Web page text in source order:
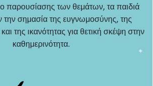
παρουσίασης των θεμάτων, τα παιδιά
την σημασία της ευγνωμοσύνης, της
της ικανότητας για θετική σκέψη στην
καθημερινότητα.